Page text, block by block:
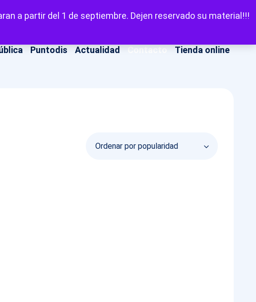
a partir del 1 de septiembre. Dejen reservado su material!!!
Escuchar
Puntodis Actualidad Contacto Tienda online